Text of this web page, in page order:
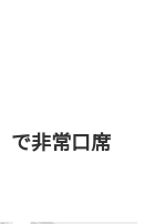
で非常口席